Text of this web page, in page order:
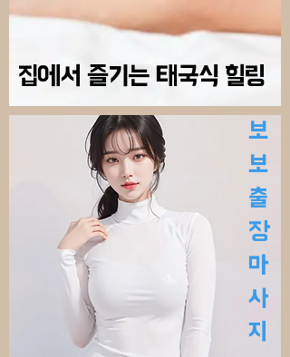
보보마사지
보보출장마사지
집에서 즐기는 태국식 힐링
보
보
출
장
마
사
​지